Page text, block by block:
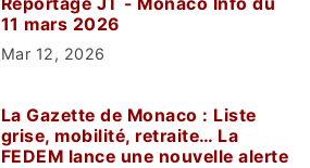
Reportage JT - Monaco Info du
11 mars 2026
Mar 12, 2026
La Gazette de Monaco : Liste
grise, mobilité, retraite… La
FEDEM lance une nouvelle alerte